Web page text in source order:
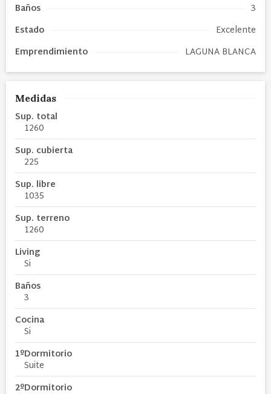
Baños
3
Estado
Excelente
Emprendimiento
LAGUNA BLANCA
Medidas
Sup. total
1260
Sup. cubierta
225
Sup. libre
1035
Sup. terreno
1260
Living
Si
Baños
3
Cocina
Si
1ºDormitorio
Suite
2ºDormitorio